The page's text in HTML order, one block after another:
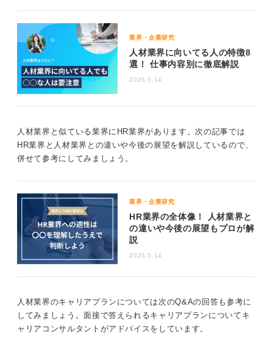
離職率の高さは会社差が大きく、ホワイトの特徴はおも
に以下になります。
・担当者1人あたりの稼働人数が適正である
・法定帳票の運用が整備されている
・就業者の定着率をKPIに持っている
会社選びは、IT、医療、製造のような業界特化の仕事
か、総合か、売上だけでなく定着、満足度があるKPIで
あるかを見ましょう。
法令研修の徹底、36協定運用、担当者数、案件数、離職
率、トラブル対応の体制などからも見極めることができ
ます。
自分に向くかは、顧客、スタッフ双方の「味方」でいら
れるか、法令順守意識が持てるか、短サイクルで意思決
定できるかで判断をしましょう。
業界・企業研究
人材業界に向いてる人の特徴8
選！ 仕事内容別に徹底解説
2026.5.14
人材業界と似ている業界にHR業界があります。次の記事では
HR業界と人材業界との違いや今後の展望を解説しているので、
併せて参考にしてみましょう。
業界・企業研究
HR業界の全体像！ 人材業界と
の違いや今後の展望もプロが解
説
2026.5.14
人材業界のキャリアプランについては次のQ&Aの回答も参考に
してみましょう。面接で答えられるキャリアプランについてキ
ャリアコンサルタントがアドバイスをしています。